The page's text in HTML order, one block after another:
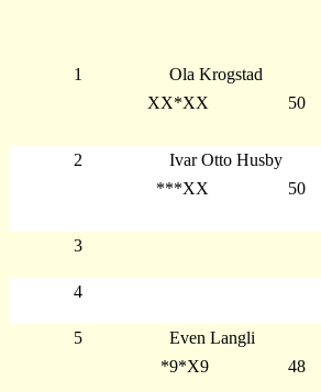
1 Ola Krogstad
XX*XX
50
2
Ivar Otto Husby
***XX
50
3
4
5 Even Langli
*9*X9
48